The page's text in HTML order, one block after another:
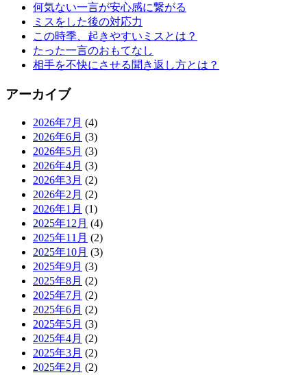
何気ない一言が安心感に繋がる
ミスをした後の対応力
この時季、起きやすいミスとは？
たった一言のおもてなし
相手を不快にさせる聞き返し方とは？
アーカイブ
2026年7月 (4)
2026年6月 (3)
2026年5月 (3)
2026年4月 (3)
2026年3月 (2)
2026年2月 (2)
2026年1月 (1)
2025年12月 (4)
2025年11月 (2)
2025年10月 (3)
2025年9月 (3)
2025年8月 (2)
2025年7月 (2)
2025年6月 (2)
2025年5月 (3)
2025年4月 (2)
2025年3月 (2)
2025年2月 (2)